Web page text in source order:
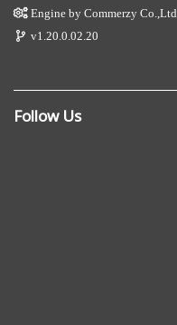
Engine byCommerzy Co.,Ltd.
v1.20.0.02.20
Follow Us